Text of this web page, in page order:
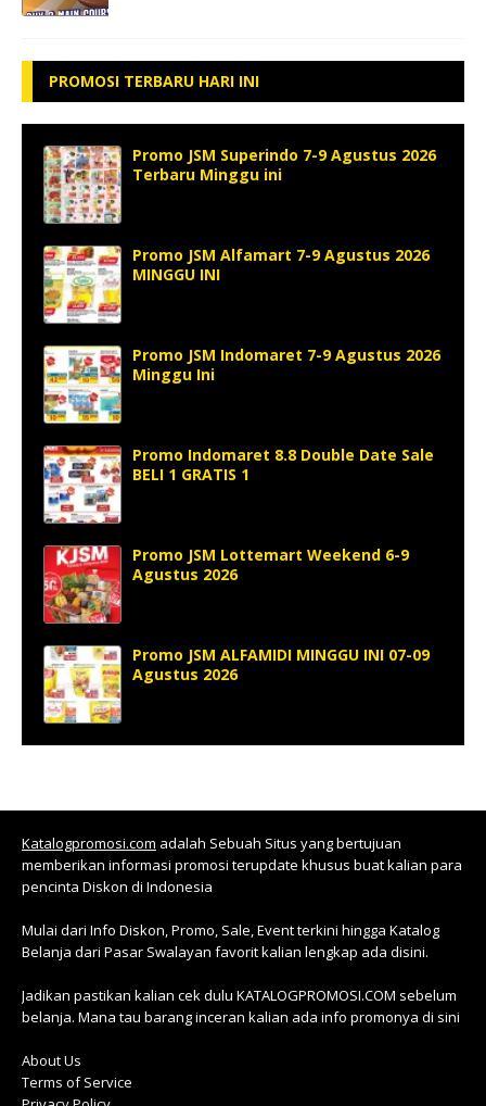
PROMOSI TERBARU HARI INI
Promo JSM Superindo 7-9 Agustus 2026
Terbaru Minggu ini
Promo JSM Alfamart 7-9 Agustus 2026
MINGGU INI
Promo JSM Indomaret 7-9 Agustus 2026
Minggu Ini
Promo Indomaret 8.8 Double Date Sale
BELI 1 GRATIS 1
Promo JSM Lottemart Weekend 6-9
Agustus 2026
Promo JSM ALFAMIDI MINGGU INI 07-09
Agustus 2026
Katalogpromosi.com adalah Sebuah Situs yang bertujuan
memberikan informasi promosi terupdate khusus buat kalian para
pencinta Diskon di Indonesia
Mulai dari Info Diskon, Promo, Sale, Event terkini hingga Katalog
Belanja dari Pasar Swalayan favorit kalian lengkap ada disini.
Jadikan pastikan kalian cek dulu KATALOGPROMOSI.COM sebelum
belanja. Mana tau barang inceran kalian ada info promonya di sini
About Us
Terms of Service